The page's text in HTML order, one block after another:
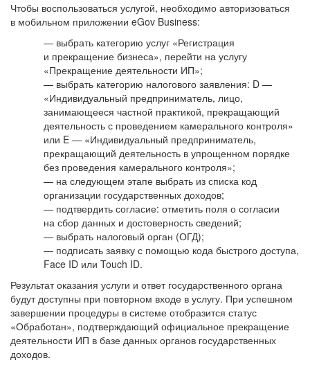
Чтобы воспользоваться услугой, необходимо авторизоваться
в мобильном приложении eGov Business:
— выбрать категорию услуг «Регистрация
и прекращение бизнеса», перейти на услугу
«Прекращение деятельности ИП»;
— выбрать категорию налогового заявления: D —
«Индивидуальный предприниматель, лицо,
занимающееся частной практикой, прекращающий
деятельность с проведением камерального контроля»
или E — «Индивидуальный предприниматель,
прекращающий деятельность в упрощенном порядке
без проведения камерального контроля»;
— на следующем этапе выбрать из списка код
организации государственных доходов;
— подтвердить согласие: отметить поля о согласии
на сбор данных и достоверность сведений;
— выбрать налоговый орган (ОГД);
— подписать заявку с помощью кода быстрого доступа,
Face ID или Touch ID.
Результат оказания услуги и ответ государственного органа
будут доступны при повторном входе в услугу. При успешном
завершении процедуры в системе отобразится статус
«Обработан», подтверждающий официальное прекращение
деятельности ИП в базе данных органов государственных
доходов.